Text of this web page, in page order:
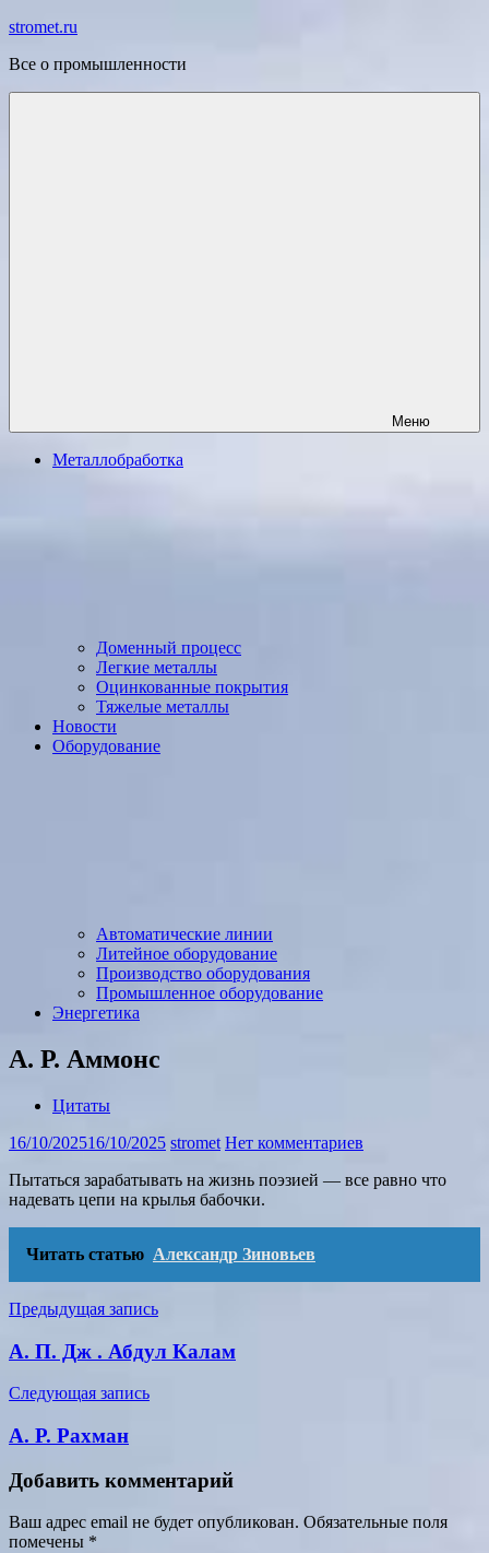
Перейти
содержимому
stromet.ru
Все о промышленности
Меню
Металлобработка
Доменный процесс
Легкие металлы
Оцинкованные покрытия
Тяжелые металлы
Новости
Оборудование
Автоматические линии
Литейное оборудование
Производство оборудования
Промышленное оборудование
Энергетика
А. Р. Аммонс
Цитаты
16/10/202516/10/2025 stromet Нет комментариев
Пытаться зарабатывать на жизнь поэзией — все равно что
надевать цепи на крылья бабочки.
Читать статью Александр Зиновьев
Навигация
по
записям
Предыдущая запись
А. П. Дж . Абдул Калам
Следующая запись
А. Р. Рахман
Добавить комментарий
Ваш адрес email не будет опубликован. Обязательные поля
помечены *